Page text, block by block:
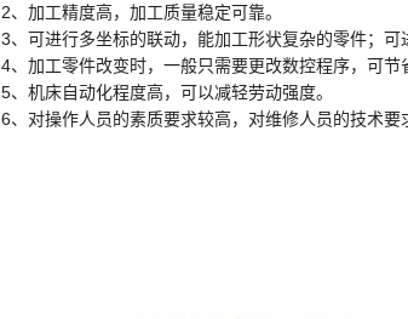
2、加工精度高，加工质量稳定可靠。
3、可进行多坐标的联动，能加工形状复杂的零件；可
4、加工零件改变时，一般只需要更改数控程序，可节
5、机床自动化程度高，可以减轻劳动强度。
6、对操作人员的素质要求较高，对维修人员的技术要